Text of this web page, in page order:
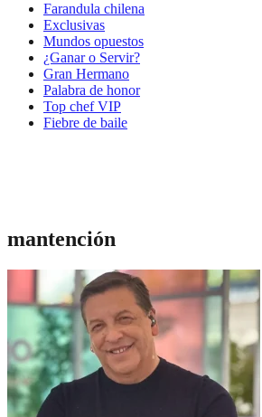
Farandula chilena
Exclusivas
Mundos opuestos
¿Ganar o Servir?
Gran Hermano
Palabra de honor
Top chef VIP
Fiebre de baile
mantención